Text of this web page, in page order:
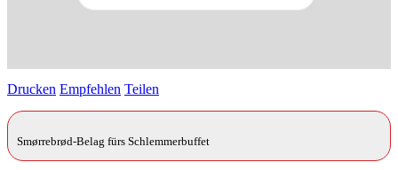
Drucken Empfehlen Teilen
Smørrebrød-Belag fürs Schlemmerbuffet